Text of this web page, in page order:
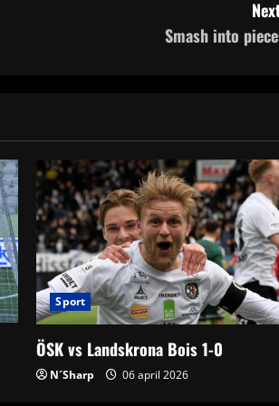
Smash into
Sport
ÖSK vs Landskrona Bois 1-0
N´Sharp 06 april 2026